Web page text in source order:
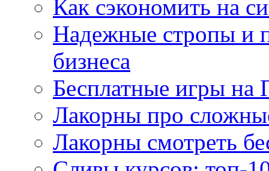
Как сэкономить на
Надежные стропы и
бизнеса
Бесплатные игры на
Лакорны про
Лакорны смотреть